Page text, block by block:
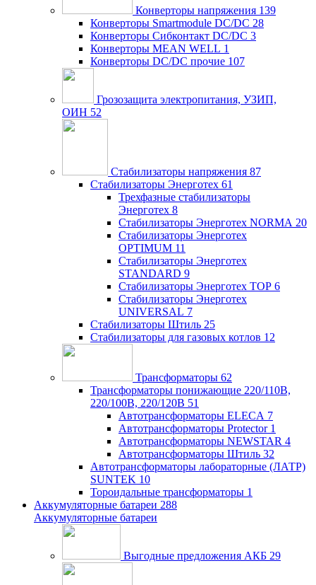
Конверторы напряжения 139
Конверторы Smartmodule DC/DC 28
Конверторы Сибконтакт DC/DC 3
Конверторы MEAN WELL 1
Конверторы DC/DC прочие 107
Грозозащита электропитания, УЗИП,
ОИН 52
Стабилизаторы напряжения 87
Стабилизаторы Энерготех 61
Трехфазные стабилизаторы
Энерготех 8
Стабилизаторы Энерготех NORMA 20
Стабилизаторы Энерготех
OPTIMUM 11
Стабилизаторы Энерготех
STANDARD 9
Стабилизаторы Энерготех TOP 6
Стабилизаторы Энерготех
UNIVERSAL 7
Стабилизаторы Штиль 25
Стабилизаторы для газовых котлов 12
Трансформаторы 62
Трансформаторы понижающие 220/110В,
220/100В, 220/120В 51
Автотрансформаторы ELECA 7
Автотрансформаторы Protector 1
Автотрансформаторы NEWSTAR 4
Автотрансформаторы Штиль 32
Автотрансформаторы лабораторные (ЛАТР)
SUNTEK 10
Тороидальные трансформаторы 1
Аккумуляторные батареи 288
Аккумуляторные батареи
Выгодные предложения АКБ 29